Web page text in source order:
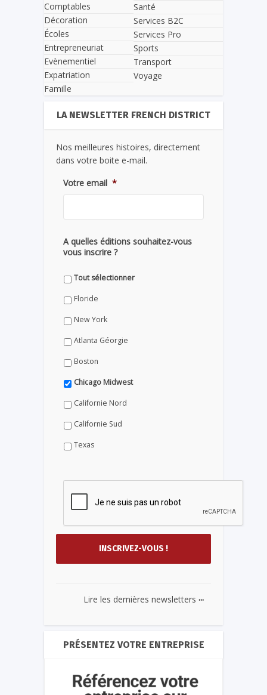
Comptables
Décoration
Écoles
Entrepreneuriat
Evènementiel
Expatriation
Famille
Santé
Services B2C
Services Pro
Sports
Transport
Voyage
LA NEWSLETTER FRENCH DISTRICT
Nos meilleures histoires, directement
dans votre boite e-mail.
Votre email *
A quelles éditions souhaitez-vous
vous inscrire ?
Tout sélectionner
Floride
New York
Atlanta Géorgie
Boston
Chicago Midwest
Californie Nord
Californie Sud
Texas
Lire les dernières newsletters ...
PRÉSENTEZ VOTRE ENTREPRISE